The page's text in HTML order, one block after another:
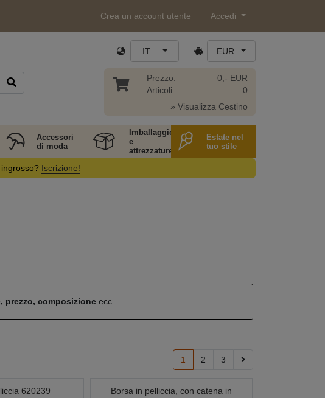
Crea un account utente Accedi
IT EUR
Prezzo:
Articoli:
0,- EUR
0
» Visualizza Cestino
Accessori
di moda
Imballaggio
e
attrezzature
Estate nel
tuo stile
Iscrizione!
prezzo, composizioneecc.
1 2 3
620239
Borsa in pelliccia, con catena in